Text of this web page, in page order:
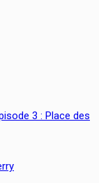
3 : Place des